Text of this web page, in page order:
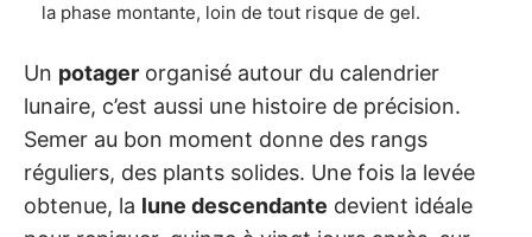
la phase montante, loin de tout risque de gel.
Un potager organisé autour du calendrier
lunaire, c’est aussi une histoire de précision.
Semer au bon moment donne des rangs
réguliers, des plants solides. Une fois la levée
obtenue, la lune descendante devient idéale